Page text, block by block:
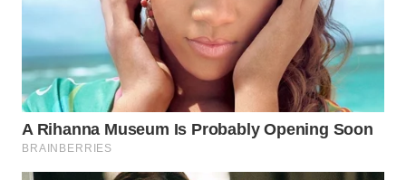
LIKUPANG
WN
LABUANBAJO
WN
BORNEO